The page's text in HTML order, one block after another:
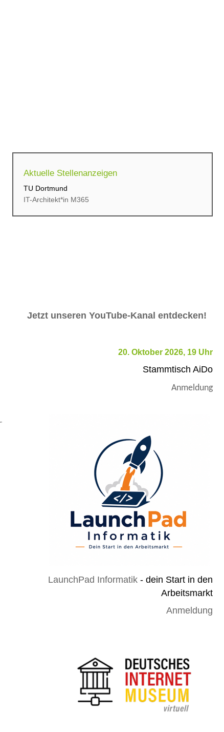
Aktuelle Stellenanzeigen
TU Dortmund
IT-Architekt*in M365
cbs Corporate Business...
Initiativbewerbung für...
Jetzt unseren YouTube-Kanal entdecken!
20. Oktober 2026, 19 Uhr
Stammtisch AiDo
Anmeldung
LaunchPad Informatik - dein Start in den
Arbeitsmarkt
Anmeldung